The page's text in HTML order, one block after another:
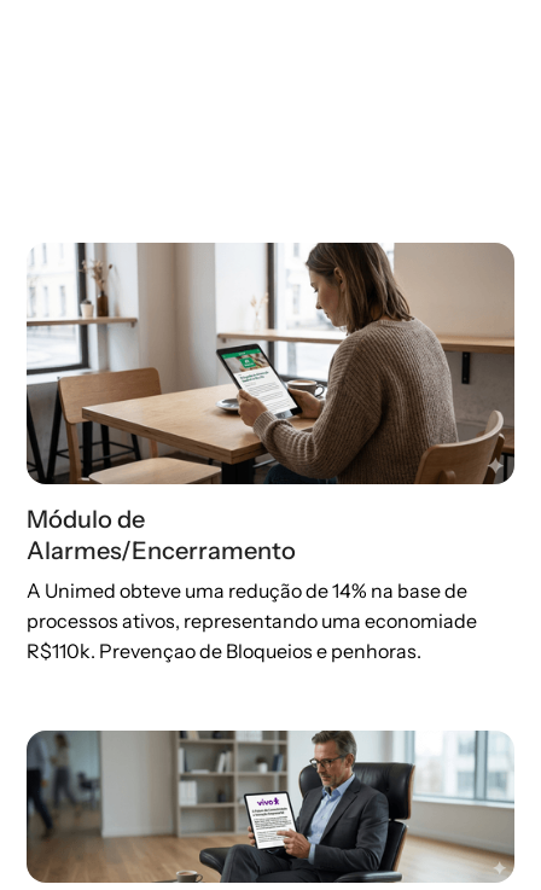
Módulo de
Alarmes/Encerramento
A Unimed obteve uma redução de 14% na base de
processos ativos, representando uma economiade
R$110k.​ Prevençao de Bloqueios e penhoras.